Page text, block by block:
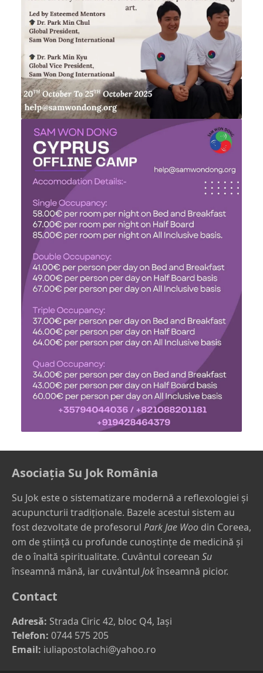
Asociația Su Jok România
Su Jok este o sistematizare modernă a reflexologiei și
acupuncturii tradiționale. Bazele acestui sistem au
fost dezvoltate de profesorul Park Jae Woo din Coreea,
om de știință cu profunde cunoștințe de medicină și
de o înaltă spiritualitate. Cuvântul coreean Su
înseamnă mână, iar cuvântul Jokînseamnă picior.
Contact
Adresă: Strada Ciric 42, bloc Q4, Iași
Telefon: 0744 575 205
Email: iuliapostolachi@yahoo.ro